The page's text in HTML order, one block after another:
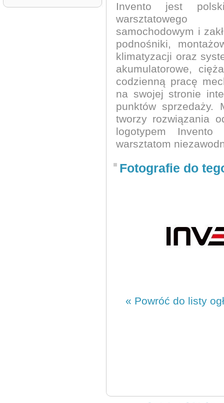
Invento jest
warsztatowego
samochodowym i
podnośniki,
klimatyzacji oraz
akumulatorowe,
codzienną pracę
na swojej stronie
punktów sprzedaży.
tworzy rozwiązania
logotypem Invento
warsztatom
Fotografie do
« Powróć do listy